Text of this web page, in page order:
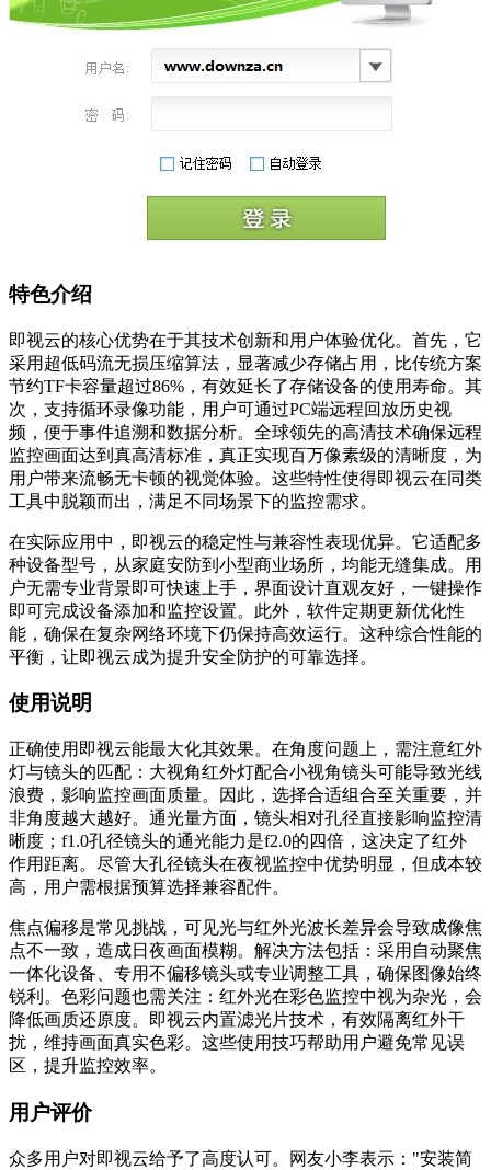
特色介绍
即视云的核心优势在于其技术创新和用户体验优化。首先，它
采用超低码流无损压缩算法，显著减少存储占用，比传统方案
节约TF卡容量超过86%，有效延长了存储设备的使用寿命。其
次，支持循环录像功能，用户可通过PC端远程回放历史视
频，便于事件追溯和数据分析。全球领先的高清技术确保远程
监控画面达到真高清标准，真正实现百万像素级的清晰度，为
用户带来流畅无卡顿的视觉体验。这些特性使得即视云在同类
工具中脱颖而出，满足不同场景下的监控需求。
在实际应用中，即视云的稳定性与兼容性表现优异。它适配多
种设备型号，从家庭安防到小型商业场所，均能无缝集成。用
户无需专业背景即可快速上手，界面设计直观友好，一键操作
即可完成设备添加和监控设置。此外，软件定期更新优化性
能，确保在复杂网络环境下仍保持高效运行。这种综合性能的
平衡，让即视云成为提升安全防护的可靠选择。
使用说明
正确使用即视云能最大化其效果。在角度问题上，需注意红外
灯与镜头的匹配：大视角红外灯配合小视角镜头可能导致光线
浪费，影响监控画面质量。因此，选择合适组合至关重要，并
非角度越大越好。通光量方面，镜头相对孔径直接影响监控清
晰度；f1.0孔径镜头的通光能力是f2.0的四倍，这决定了红外
作用距离。尽管大孔径镜头在夜视监控中优势明显，但成本较
高，用户需根据预算选择兼容配件。
焦点偏移是常见挑战，可见光与红外光波长差异会导致成像焦
点不一致，造成日夜画面模糊。解决方法包括：采用自动聚焦
一体化设备、专用不偏移镜头或专业调整工具，确保图像始终
锐利。色彩问题也需关注：红外光在彩色监控中视为杂光，会
降低画质还原度。即视云内置滤光片技术，有效隔离红外干
扰，维持画面真实色彩。这些使用技巧帮助用户避免常见误
区，提升监控效率。
用户评价
众多用户对即视云给予了高度认可。网友小李表示："安装简